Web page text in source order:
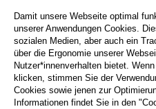
Damit unsere Webseite optimal
unserer Anwendungen Cookies.
sozialen Medien, aber auch ein
über die Ergonomie unserer
Nutzer*innenverhalten bietet.
klicken, stimmen Sie der
Cookies sowie jenen zur
Informationen findet Sie in den